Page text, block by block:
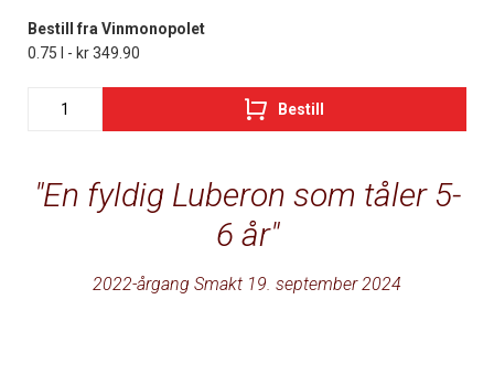
En fyldig Luberon som tåler 5-
6 år
2022-årgang Smakt 19. september 2024
Bestill fra Vinmonopolet
0.75 l - kr 349.90
Bestill